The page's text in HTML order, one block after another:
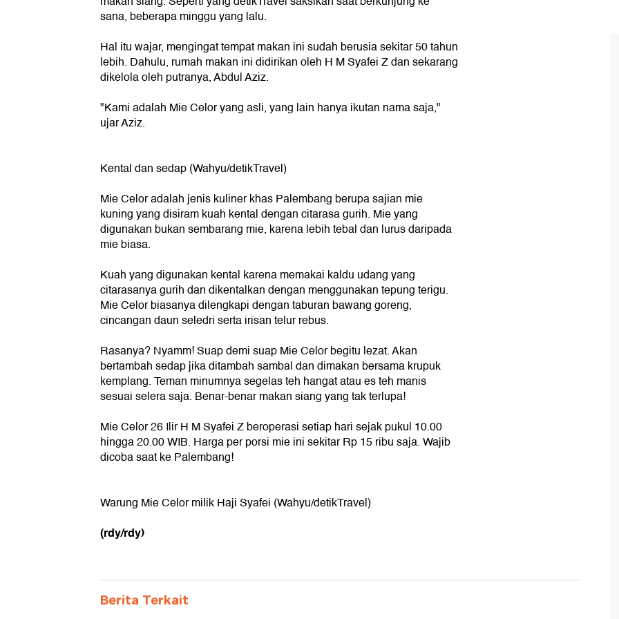
sana, beberapa minggu yang lalu.
Hal itu wajar, mengingat tempat makan ini sudah berusia sekitar 50 tahun
lebih. Dahulu, rumah makan ini didirikan oleh H M Syafei Z dan sekarang
dikelola oleh putranya, Abdul Aziz.
"Kami adalah Mie Celor yang asli, yang lain hanya ikutan nama saja,"
ujar Aziz.
Kental dan sedap (Wahyu/detikTravel)
Mie Celor adalah jenis kuliner khas Palembang berupa sajian mie
kuning yang disiram kuah kental dengan citarasa gurih. Mie yang
digunakan bukan sembarang mie, karena lebih tebal dan lurus daripada
mie biasa.
Kuah yang digunakan kental karena memakai kaldu udang yang
citarasanya gurih dan dikentalkan dengan menggunakan tepung terigu.
Mie Celor biasanya dilengkapi dengan taburan bawang goreng,
cincangan daun seledri serta irisan telur rebus.
Rasanya? Nyamm! Suap demi suap Mie Celor begitu lezat. Akan
bertambah sedap jika ditambah sambal dan dimakan bersama krupuk
kemplang. Teman minumnya segelas teh hangat atau es teh manis
sesuai selera saja. Benar-benar makan siang yang tak terlupa!
Mie Celor 26 Ilir H M Syafei Z beroperasi setiap hari sejak pukul 10.00
hingga 20.00 WIB. Harga per porsi mie ini sekitar Rp 15 ribu saja. Wajib
dicoba saat ke Palembang!
Warung Mie Celor milik Haji Syafei (Wahyu/detikTravel)
(rdy/rdy)
Berita Terkait